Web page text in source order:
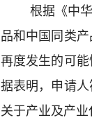
根据《中
品和中国同类
再度发生的可
据表明，申请
关于产业及产